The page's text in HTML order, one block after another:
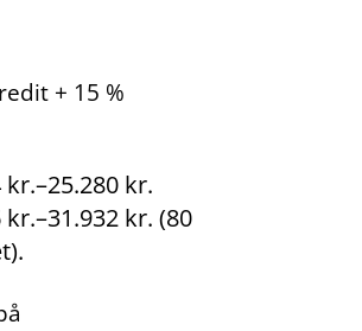
+ 15 %
kr.
kr. (80